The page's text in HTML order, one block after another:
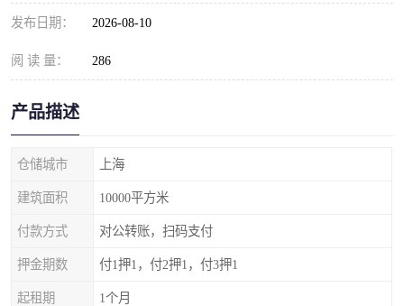
发布日期： 2026-08-10
阅 读 量： 286
产品描述
仓储城市 上海
建筑面积 10000平方米
付款方式 对公转账，扫码支付
押金期数 付1押1，付2押1，付3押1
起租期 1个月